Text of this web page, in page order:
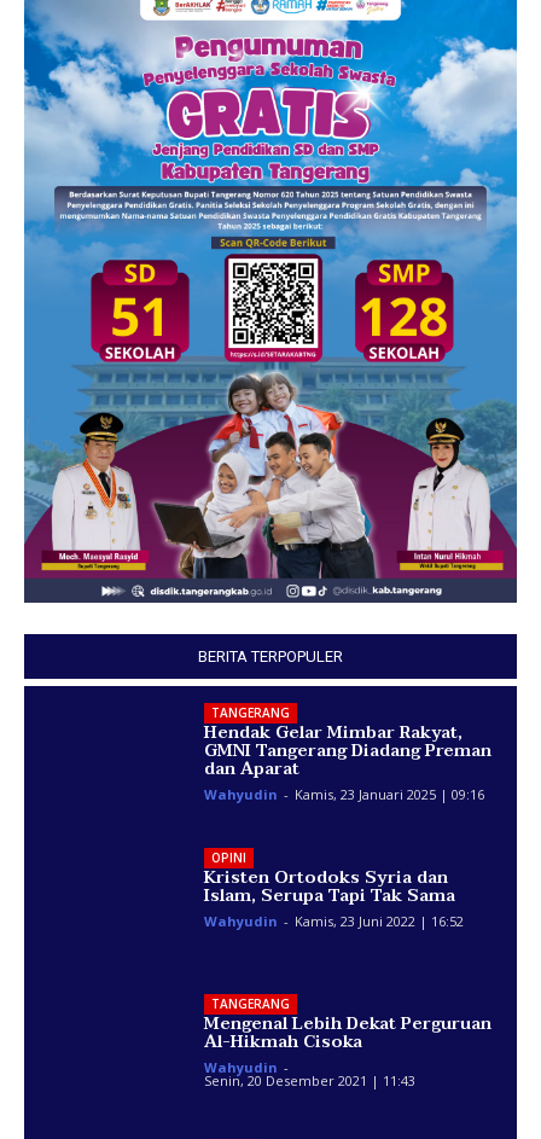
BERITA TERPOPULER
TANGERANG
Hendak Gelar Mimbar Rakyat,
GMNI Tangerang Diadang Preman
dan Aparat
Wahyudin - Kamis, 23 Januari 2025 | 09:16
OPINI
Kristen Ortodoks Syria dan
Islam, Serupa Tapi Tak Sama
Wahyudin - Kamis, 23 Juni 2022 | 16:52
TANGERANG
Mengenal Lebih Dekat Perguruan
Al-Hikmah Cisoka
Wahyudin -
Senin, 20 Desember 2021 | 11:43